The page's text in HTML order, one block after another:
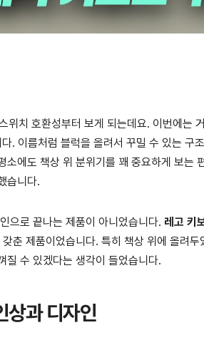
위치 호환성부터 보게 되는데요. 이번에는
다. 이름처럼 블럭을 올려서 꾸밀 수 있는 구
에도 책상 위 분위기를 꽤 중요하게 보는
습니다.
으로 끝나는 제품이 아니었습니다. 레고 키
갖춘 제품이었습니다. 특히 책상 위에 올려두
질 수 있겠다는 생각이 들었습니다.
과 디자인